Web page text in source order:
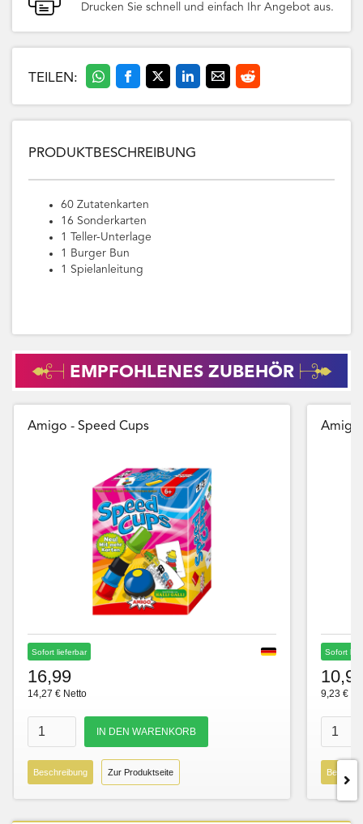
Drucken Sie schnell und einfach Ihr Angebot aus.
TEILEN:
PRODUKTBESCHREIBUNG
60 Zutatenkarten
16 Sonderkarten
1 Teller-Unterlage
1 Burger Bun
1 Spielanleitung
EMPFOHLENES ZUBEHÖR
Amigo - Speed Cups
Sofort lieferbar
16,99
14,27 € Netto
Beschreibung Zur Produktseite
Amigo
Sofort
9,23 €